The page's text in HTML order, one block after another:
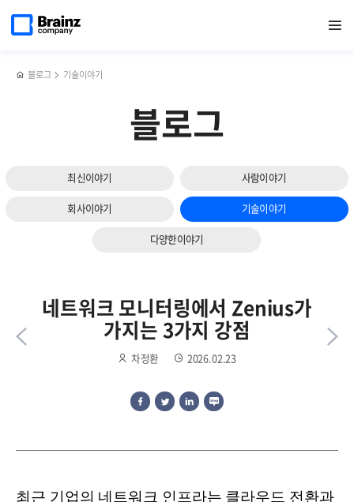
열기
페이지로
블로그 기술이야기
블로그
최신이야기 사람이야기
회사이야기 기술이야기
다양한이야기
툴을
조치가이드
네트워크 모니터링에서 Zenius가
가지는 3가지 강점
차정환 2026.02.23
공공솔루션마켓]
최근 기업의 네트워크 인프라는 클라우드 전환과
다음
슬라이드